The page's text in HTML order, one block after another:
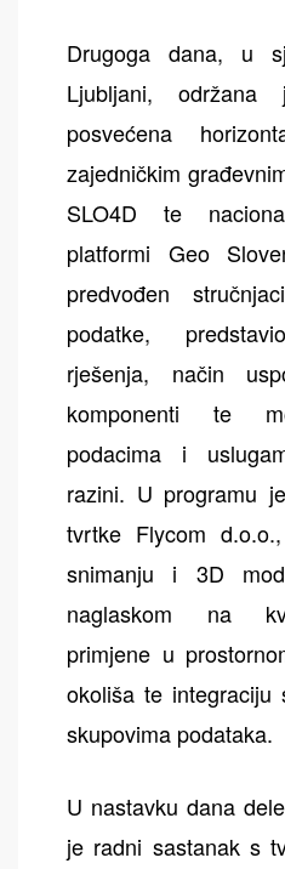
Drugoga dana, u
Ljubljani,
posvećena
zajedničkim
SLO4D te
platformi Geo
predvođen
podatke,
rješenja, način
komponenti te
podacima i
razini. U programu
tvrtke Flycom
snimanju i 3D
naglaskom na
primjene u
okoliša te integraciju
skupovima podataka.
U nastavku dana
je radni sastanak s